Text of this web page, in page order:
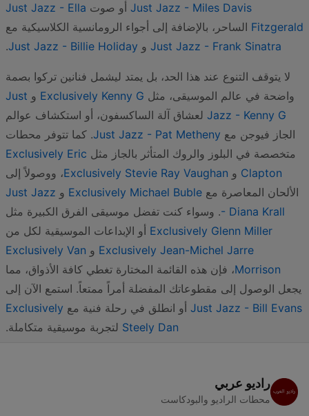
Just Jazz - Miles Davis أو صوت Just Jazz - Ella
Fitzgerald الساحر، بالإضافة إلى أجواء الرومانسية الكلاسيكية مع
Just Jazz - Frank Sinatra و Just Jazz - Billie Holiday
.
لا يتوقف التنوع عند هذا الحد، بل يمتد ليشمل فنانين تركوا بصمة
واضحة في عالم الموسيقى، مثل Exclusively Kenny G و Just
Jazz - Kenny G لعشاق آلة الساكسفون، أو استكشاف عوالم
الجاز فيوجن مع Just Jazz - Pat Metheny. كما تتوفر محطات
متخصصة في البلوز والروك المتأثر بالجاز مثل Exclusively Eric
Clapton و Exclusively Stevie Ray Vaughan، ووصولاً إلى
الألحان المعاصرة مع Exclusively Michael Buble و Just Jazz
- Diana Krall. وسواء كنت تفضل موسيقى الفرق الكبيرة مثل
Exclusively Glenn Miller أو الإبداعات الموسيقية لكل من
Exclusively Jean-Michel Jarre و Exclusively Van
Morrison، فإن هذه القائمة المختارة تغطي كافة الأذواق، مما
يجعل الوصول إلى مقطوعاتك المفضلة أمراً ممتعاً. استمع الآن إلى
Just Jazz - Bill Evans أو انطلق في رحلة فنية مع Exclusively
Steely Dan لتجربة موسيقية متكاملة.
راديو عربي
محطات الراديو والبودكاست